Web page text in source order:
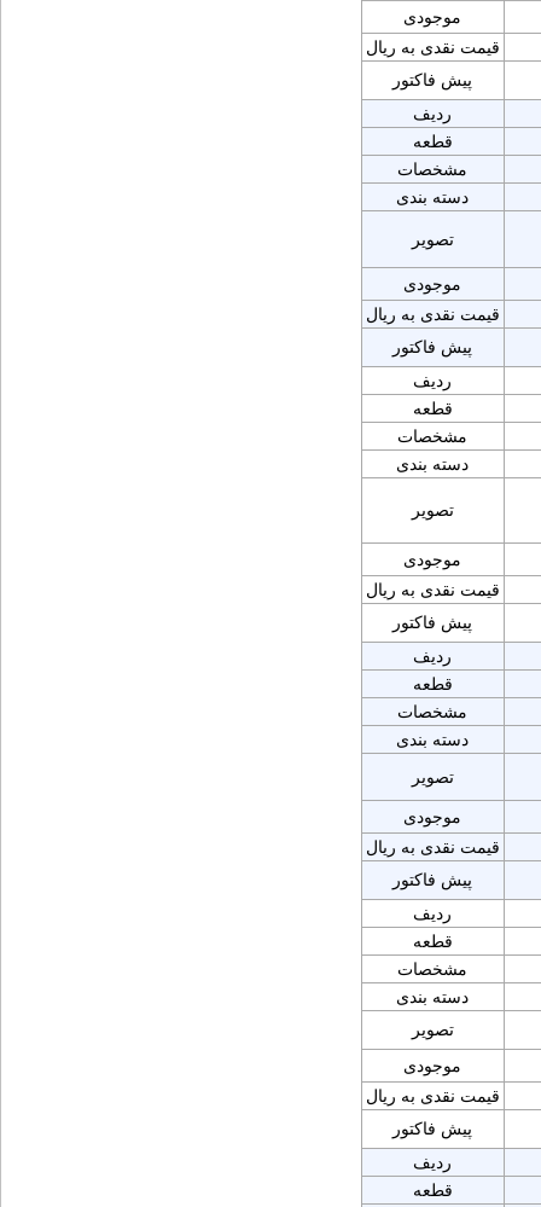
موجودی
قیمت نقدی به ریال
پیش فاکتور
ردیف
قطعه
مشخصات
دسته بندی
تصویر
موجودی
قیمت نقدی به ریال
پیش فاکتور
ردیف
قطعه
مشخصات
دسته بندی
تصویر
موجودی
قیمت نقدی به ریال
پیش فاکتور
ردیف
قطعه
مشخصات
دسته بندی
تصویر
موجودی
قیمت نقدی به ریال
پیش فاکتور
ردیف
قطعه
مشخصات
دسته بندی
تصویر
موجودی
قیمت نقدی به ریال
پیش فاکتور
ردیف
قطعه